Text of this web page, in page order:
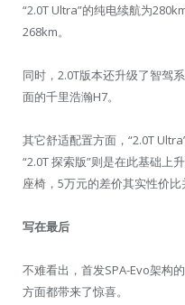
“2.0T Ultra”的纯电续航为
268km。
同时，2.0T版本还升级了智驾
面的千里浩瀚H7。
其它舒适配置方面，“2.0T
“2.0T 探索版”则是在此基础上
座椅，5万元的差价其实性价比
写在最后
不难看出，首发SPA-Evo架构
方面都带来了惊喜。